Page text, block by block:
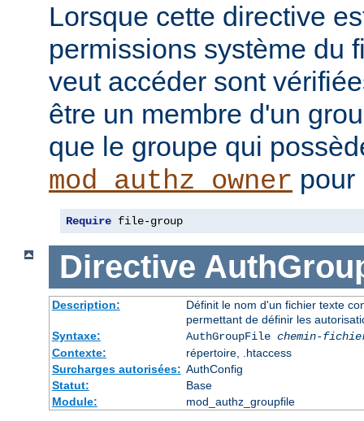
Lorsque cette directive
permissions système du
veut accéder sont
être un membre d'un
que le groupe qui
mod_authz_owner pour
Require file-group
Directive
Description:
Définit le nom d'un fichier texte
permettant de définir les
Syntaxe:
AuthGroupFile chemin-
Contexte:
répertoire, .htaccess
Surcharges autorisées: AuthConfig
Statut:
Base
Module:
mod_authz_groupfile